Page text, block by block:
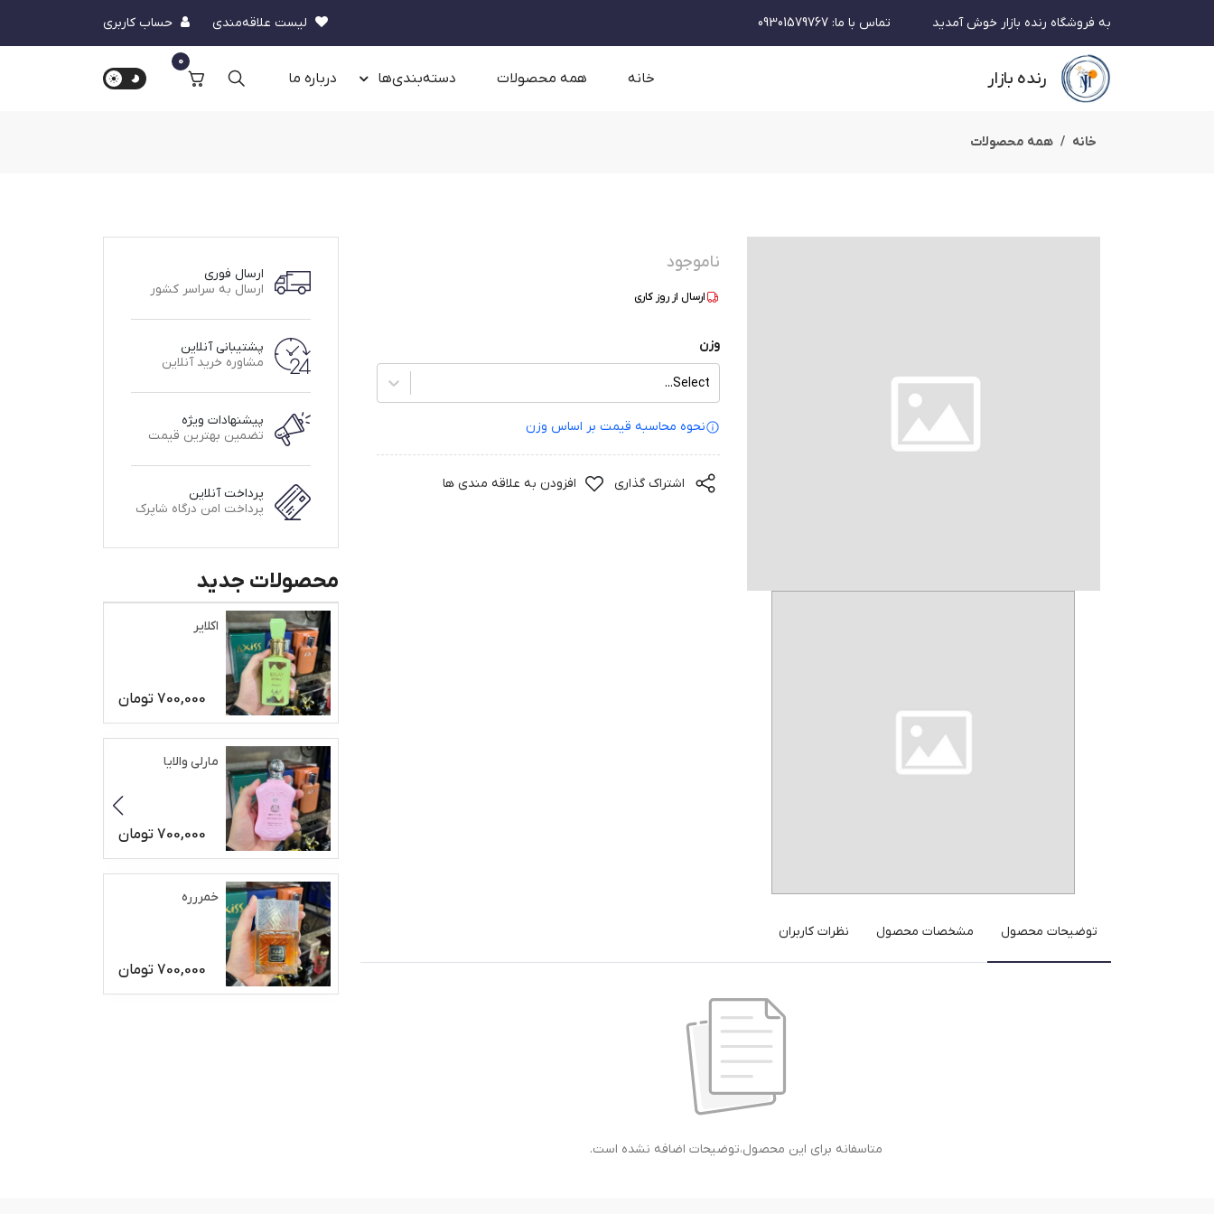
به فروشگاه رنده بازار خوش آمدید تماس با ما:
09301579767 لیست علاقه‌مندی حساب کاربری
رنده بازار خانه همه محصولات دسته‌بندی‌ها درباره‌ ما
0
خانه همه محصولات
ناموجود
ارسال از روز کاری
وزن
Select...
نحوه محاسبه قیمت بر‌ اساس وزن
اشتراک گذاری افزودن به علاقه مندی ها
توضیحات محصول مشخصات محصول نظرات کاربران
متاسفانه برای این محصول،توضیحات اضافه نشده است.
ارسال فوری
ارسال به سراسر کشور
پشتیبانی آنلاین
مشاوره خرید آنلاین
پیشنهادات ویژه
تضمین بهترین قیمت
پرداخت آنلاین
پرداخت امن درگاه شاپرک
محصولات جدید
اکلایر
700,000 تومان
مارلی والایا
700,000 تومان
خمررره
700,000 تومان